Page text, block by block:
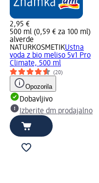
2,95 €
500 ml (0,59 € za 100 ml)
alverde
NATURKOSMETIKUstna
voda z bio meliso 5v1 Pro
Climate, 500 ml
(20)
Opozorila
Dobavljivo
Izberite dm prodajalno